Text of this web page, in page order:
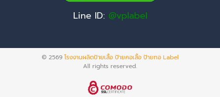
Line ID: @vplabel
© 2569 โรงงานผลิตป้ายเสื้อ ป้ายคอเสื้อ ป้ายทอ Label
All rights reserved.